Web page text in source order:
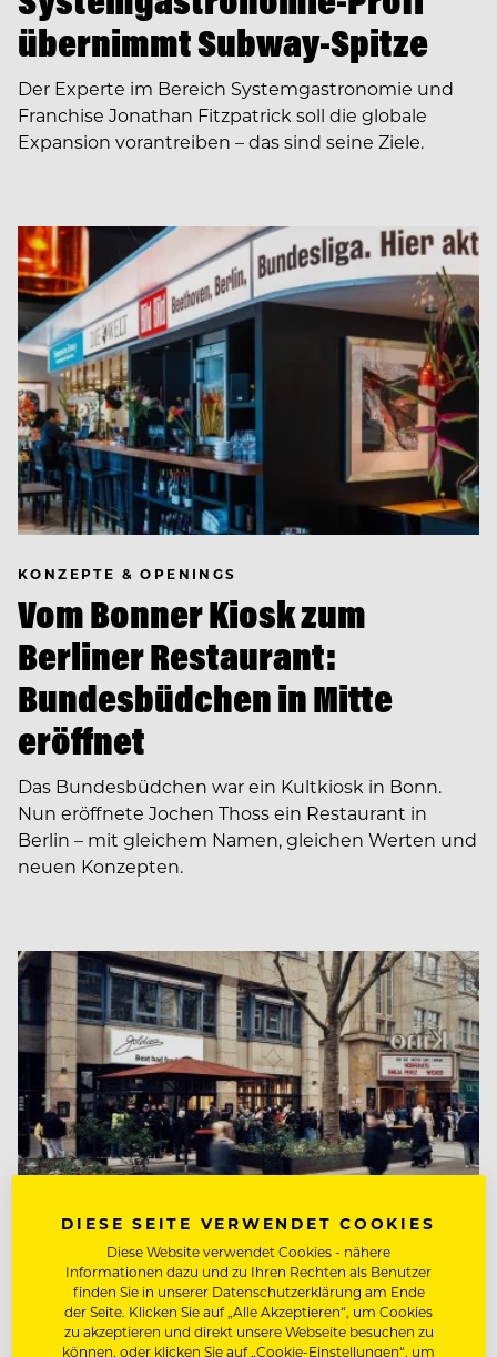
übernimmt Subway-Spitze
Der Experte im Bereich Systemgastronomie und
Franchise Jonathan Fitzpatrick soll die globale
Expansion vorantreiben – das sind seine Ziele.
KONZEPTE & OPENINGS
Vom Bonner Kiosk zum
Berliner Restaurant:
Bundesbüdchen in Mitte
eröffnet
Das Bundesbüdchen war ein Kultkiosk in Bonn.
Nun eröffnete Jochen Thoss ein Restaurant in
Berlin – mit gleichem Namen, gleichen Werten und
neuen Konzepten.
PEOPLE
Diese Burger sind Gold wert
DIESE SEITE VERWENDET COOKIES
Diese Website verwendet Cookies - nähere
Informationen dazu und zu Ihren Rechten als Benutzer
finden Sie in unserer Datenschutzerklärung am Ende
der Seite. Klicken Sie auf „Alle Akzeptieren“, um Cookies
zu akzeptieren und direkt unsere Webseite besuchen zu
können, oder klicken Sie auf „Cookie-Einstellungen“, um